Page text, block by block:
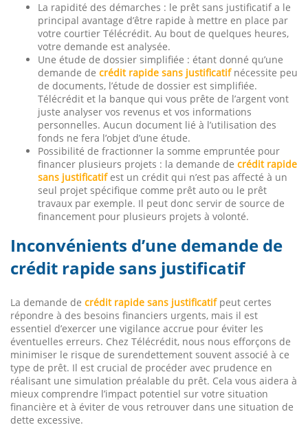
La rapidité des démarches : le prêt sans justificatif a le
principal avantage d’être rapide à mettre en place par
votre courtier Télécrédit. Au bout de quelques heures,
votre demande est analysée.
Une étude de dossier simplifiée : étant donné qu’une
demande de crédit rapide sans justificatifnécessite peu
de documents, l’étude de dossier est simplifiée.
Télécrédit et la banque qui vous prête de l’argent vont
juste analyser vos revenus et vos informations
personnelles. Aucun document lié à l’utilisation des
fonds ne fera l’objet d’une étude.
Possibilité de fractionner la somme empruntée pour
financer plusieurs projets : la demande de crédit rapide
sans justificatifest un crédit qui n’est pas affecté à un
seul projet spécifique comme prêt auto ou le prêt
travaux par exemple. Il peut donc servir de source de
financement pour plusieurs projets à volonté.
Inconvénients d’une demande de
crédit rapide sans justificatif
La demande de crédit rapide sans justificatifpeut certes
répondre à des besoins financiers urgents, mais il est
essentiel d’exercer une vigilance accrue pour éviter les
éventuelles erreurs. Chez Télécrédit, nous nous efforçons de
minimiser le risque de surendettement souvent associé à ce
type de prêt. Il est crucial de procéder avec prudence en
réalisant une simulation préalable du prêt. Cela vous aidera à
mieux comprendre l’impact potentiel sur votre situation
financière et à éviter de vous retrouver dans une situation de
dette excessive.